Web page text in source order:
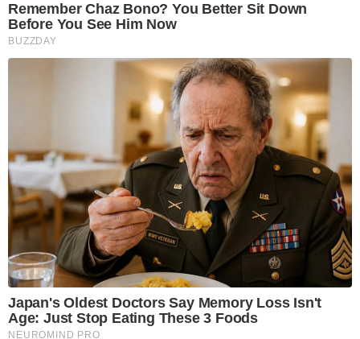
Remember Chaz Bono? You Better Sit Down
Before You See Him Now
BUZZDAY
Japan's Oldest Doctors Say Memory Loss Isn't
Age: Just Stop Eating These 3 Foods
NEUROMIND PRO